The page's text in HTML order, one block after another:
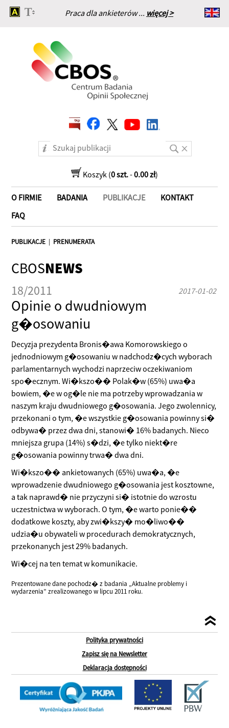
Praca dla ankieterów ... więcej >
Strona główna
Koszyk (0 szt.-0.00 zł)
O FIRMIE BADANIA PUBLIKACJE
KONTAKT
FAQ
PUBLIKACJE | PRENUMERATA
CBOSNEWS
18/2011 2017-01-02
Opinie o dwudniowym
g�osowaniu
Decyzja prezydenta Bronis�awa Komorowskiego o
jednodniowym g�osowaniu w nadchodz�cych wyborach
parlamentarnych wychodzi naprzeciw oczekiwaniom
spo�ecznym. Wi�kszo�� Polak�w (65%) uwa�a
bowiem, �e w og�le nie ma potrzeby wprowadzania w
naszym kraju dwudniowego g�osowania. Jego zwolennicy,
przekonani o tym, �e wszystkie g�osowania powinny si�
odbywa� przez dwa dni, stanowi� 16% badanych. Nieco
mniejsza grupa (14%) s�dzi, �e tylko niekt�re
g�osowania powinny trwa� dwa dni.
Wi�kszo�� ankietowanych (65%) uwa�a, �e
wprowadzenie dwudniowego g�osowania jest kosztowne,
a tak naprawd� nie przyczyni si� istotnie do wzrostu
uczestnictwa w wyborach. O tym, �e warto ponie��
dodatkowe koszty, aby zwi�kszy� mo�liwo��
udzia�u obywateli w procedurach demokratycznych,
przekonanych jest 29% badanych.
Wi�cej na ten temat w komunikacie.
Prezentowane dane pochodz� z badania „Aktualne problemy i
wydarzenia” zrealizowanego w lipcu 2011 roku.
Polityka prywatności
Zapisz się na Newsletter
Deklaracja dostępności